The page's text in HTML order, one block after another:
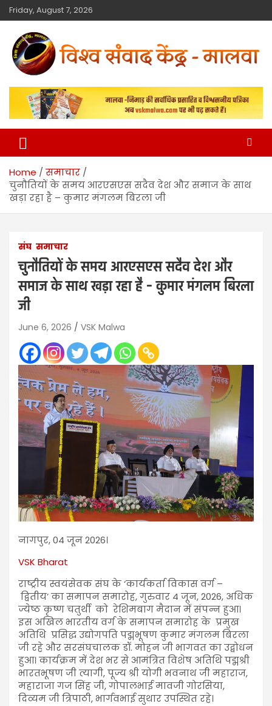
Friday, August 7, 2026
विश्व संवाद केंद्र
मालवा
Home
समाचार
चुनौतियों के समय आरएसएस सदैव देश और समाज के साथ
खड़ा रहा है – कुमार मंगलम बिरला जी
संघ समाचार
चुनौतियों के समय आरएसएस सदैव देश और
समाज के साथ खड़ा रहा है – कुमार मंगलम बिरला
जी
June 6, 2026 VSK Malwa
नागपुर, 04 जून 2026।
VSK Bharat
राष्ट्रीय स्वयंसेवक संघ के ‘कार्यकर्ता विकास वर्ग –
द्वितीय’ का समापन समारोह, गुरुवार 4 जून, 2026, अधिक
ज्येष्ठ कृष्ण चतुर्थी को रेशिमबाग मैदान में संपन्न हुआ।
इस अखिल भारतीय वर्ग के समापन समारोह के प्रमुख
अतिथि प्रसिद्ध उद्योगपति पद्मभूषण कुमार मंगलम बिरला
जी रहे और सरसंघचालक डॉ. मोहन जी भागवत का उद्बोधन
हुआ। कार्यक्रम में देश भर से आमंत्रित विशेष अतिथि पद्मश्री
भारतभूषण जी त्यागी, पूज्य श्री योगी भवनाथ जी महाराज,
महाराजा गज सिंह जी, गोपालभाई मावजी गोरसिया,
दिव्यम जी त्रिपाठी, भार्गवभाई सुथार उपस्थित रहे।